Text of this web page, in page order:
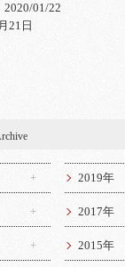
2020/01/22
21日
2019年
2017年
2015年